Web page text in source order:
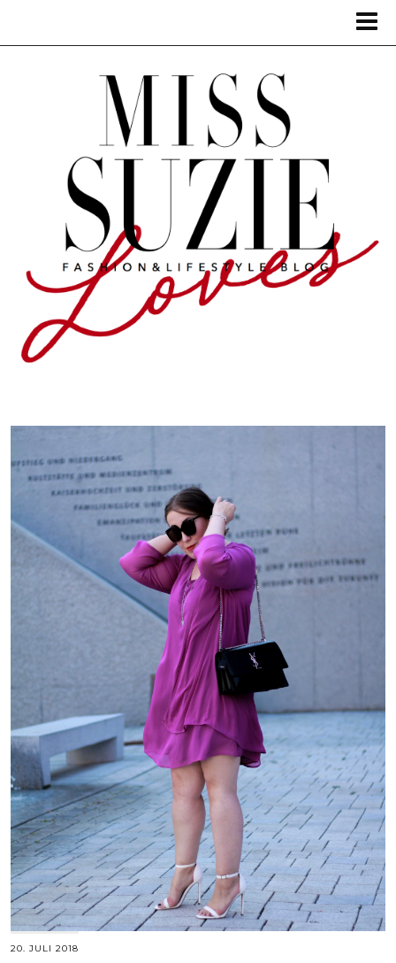
20. JULI 2018